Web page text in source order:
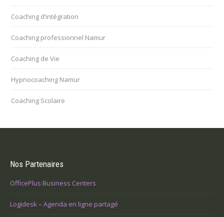
Coaching d’intégration
Coaching professionnel Namur
Coaching de Vie
Hypnocoaching Namur
Coaching Scolaire
Nos Partenaires
OfficePlus Business Centers
Logidesk – Agenda en ligne partagé